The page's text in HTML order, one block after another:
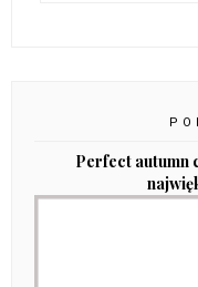
Perfect autumn